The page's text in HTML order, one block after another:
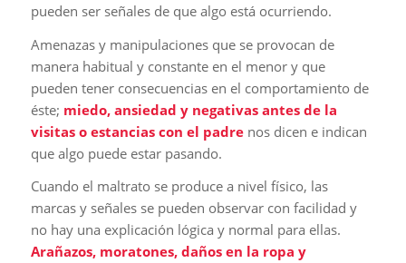
pueden ser señales de que algo está ocurriendo.
Amenazas y manipulaciones que se provocan de
manera habitual y constante en el menor y que
pueden tener consecuencias en el comportamiento de
éste; miedo, ansiedad y negativas antes de la
visitas o estancias con el padre nos dicen e indican
que algo puede estar pasando.
Cuando el maltrato se produce a nivel físico, las
marcas y señales se pueden observar con facilidad y
no hay una explicación lógica y normal para ellas.
Arañazos, moratones, daños en la ropa y